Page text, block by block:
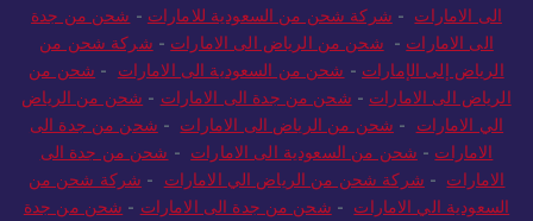
الى الامارات - شركة شحن من السعودية للامارات - شحن من جدة
الى الامارات - شحن من الرياض الى الامارات - شركة شحن من
الرياض إلى الإمارات - شحن من السعودية الى الامارات - شحن من
الرياض الى الامارات - شحن من جدة الى الامارات - شحن من الرياض
الي الامارات - شحن من الرياض الى الامارات - شحن من جدة الى
الامارات - شحن من السعودية الى الامارات - شحن من جدة الى
الامارات - شركة شحن من الرياض الي الامارات - شركة شحن من
السعودية الي الامارات - شحن من جدة الى الامارات - شحن من جدة